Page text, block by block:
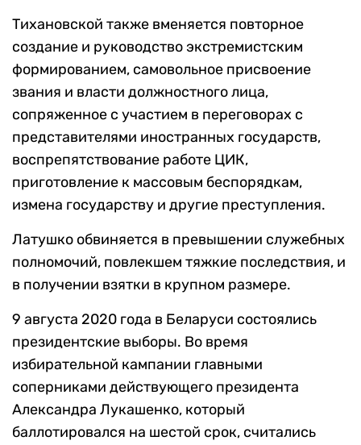
Тихановской также вменяется повторное
создание и руководство экстремистским
формированием, самовольное присвоение
звания и власти должностного лица,
сопряженное с участием в переговорах с
представителями иностранных государств,
воспрепятствование работе ЦИК,
приготовление к массовым беспорядкам,
измена государству и другие преступления.
Латушко обвиняется в превышении служебных
полномочий, повлекшем тяжкие последствия, и
в получении взятки в крупном размере.
9 августа 2020 года в Беларуси состоялись
президентские выборы. Во время
избирательной кампании главными
соперниками действующего президента
Александра Лукашенко, который
баллотировался на шестой срок, считались